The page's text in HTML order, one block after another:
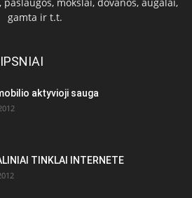
gamta ir t.t.
aktyvioji sauga
TINKLAI INTERNETE